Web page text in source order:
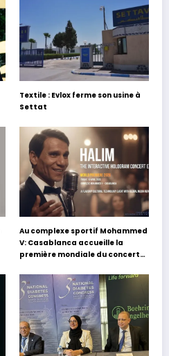
Textile : Evlox ferme son usine à
Settat
Au complexe sportif Mohammed
V: Casablanca accueille la
première mondiale du concert